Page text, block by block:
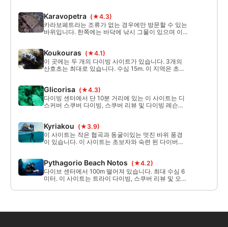
Karavopetra (★4.3)
카라보페트라는 조류가 없는 경우에만 방문할 수 있는
바위입니다. 한쪽에는 바닥에 낚시 그물이 있으며 이
트는 숙련 된 다이버에게 적합합니다. 최대. 수심 25m.
Koukouras (★4.1)
이 곳에는 두 개의 다이빙 사이트가 있습니다. 3개의
산호초는 최대로 있습니다. 수심 15m. 이 지역은 초보
습니다. 게다가, 31m에서 큰 앵커. 초보자와 고급 다이
버를위한.
Glicorisa (★4.3)
다이빙 센터에서 단 10분 거리에 있는 이 사이트는 디
스커버 스쿠버 다이빙, 스쿠버 리뷰 및 다이빙 레슨에
다.
Kyriakou (★3.9)
이 사이트는 작은 협곡과 동굴이있는 멋진 바위 풍경
이 있습니다. 이 사이트는 초보자와 숙련 된 다이버에
Pythagorio Beach Notos (★4.2)
다이브 센터에서 100m 떨어져 있습니다. 최대 수심 6
미터. 이 사이트는 트라이 다이빙, 스쿠버 리뷰 및 오픈
다.